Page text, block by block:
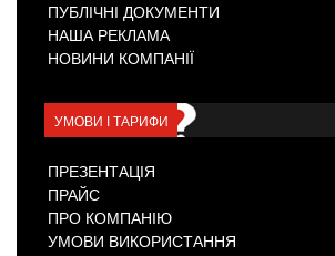
ПУБЛІЧНІ ДОКУМЕНТИ
НАША РЕКЛАМА
НОВИНИ КОМПАНІЇ
УМОВИ І ТАРИФИ
ПРЕЗЕНТАЦІЯ
ПРАЙС
ПРО КОМПАНІЮ
УМОВИ ВИКОРИСТАННЯ